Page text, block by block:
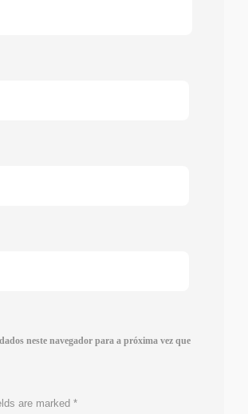
neste navegador para a próxima vez que
are marked *